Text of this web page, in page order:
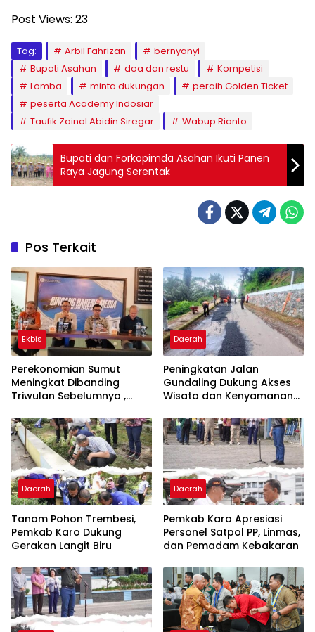
Post Views: 23
Tag: Arbil Fahrizan
bernyanyi
Bupati Asahan
doa dan restu
Kompetisi
Lomba
minta dukungan
peraih Golden Ticket
peserta Academy Indosiar
Taufik Zainal Abidin Siregar
Wabup Rianto
Bupati dan Forkopimda Asahan Ikuti Panen
Raya Jagung Serentak
Pos Terkait
Ekbis
Perekonomian Sumut
Meningkat Dibanding
Triwulan Sebelumnya ,
Daerah
Peningkatan Jalan
Gundaling Dukung Akses
Wisata dan Kenyamanan
Daerah
Tanam Pohon Trembesi,
Pemkab Karo Dukung
Gerakan Langit Biru
Daerah
Pemkab Karo Apresiasi
Personel Satpol PP, Linmas,
dan Pemadam Kebakaran